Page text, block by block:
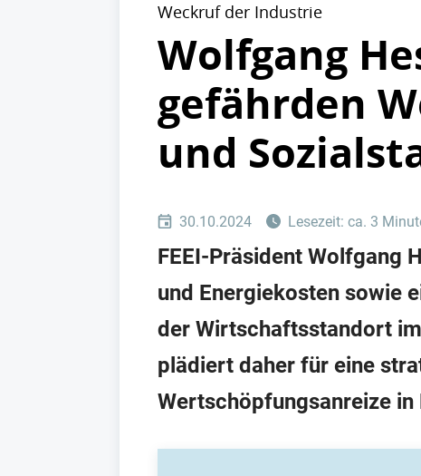
Weckruf der Industrie
Wolfgang
gefährden
und
30.10.2024 Lesezeit: ca. 3
FEEI-Präsident Wolfgang
und Energiekosten sowie
der Wirtschaftsstandort
plädiert daher für eine
Wertschöpfungsanreize in